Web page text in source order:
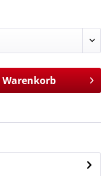
Warenkorb